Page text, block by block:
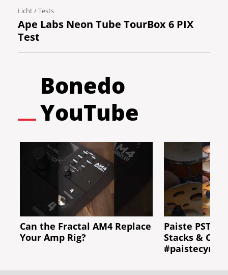
Licht/Tests
Ape Labs Neon Tube TourBox 6 PIX
Test
Bonedo
YouTube
Can the Fractal AM4 Replace
Your Amp Rig?
Paiste PSTX
Stacks &